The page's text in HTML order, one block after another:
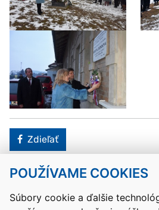
POUŽÍVAME COOKIES
Súbory cookie a ďalšie
Facebook
Zdieľať